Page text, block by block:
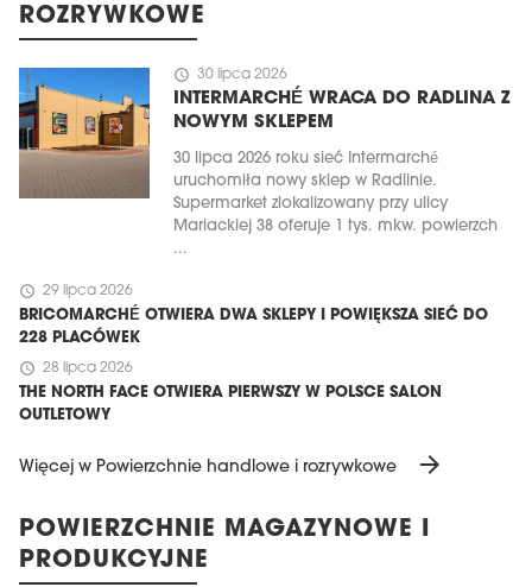
ROZRYWKOWE
schedule 30 lipca 2026
INTERMARCHÉ WRACA DO RADLINA Z
NOWYM SKLEPEM
30 lipca 2026 roku sieć Intermarché
uruchomiła nowy sklep w Radlinie.
Supermarket zlokalizowany przy ulicy
Mariackiej 38 oferuje 1 tys. mkw. powierzch
...
schedule 29 lipca 2026
BRICOMARCHÉ OTWIERA DWA SKLEPY I POWIĘKSZA SIEĆ DO
228 PLACÓWEK
schedule 28 lipca 2026
THE NORTH FACE OTWIERA PIERWSZY W POLSCE SALON
OUTLETOWY
Więcej w Powierzchnie handlowe i rozrywkowe arrow_forward
POWIERZCHNIE MAGAZYNOWE I
PRODUKCYJNE